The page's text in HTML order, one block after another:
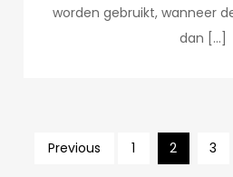
worden gebruikt, wanneer
dan […]
Posts
Previous 1 2 3